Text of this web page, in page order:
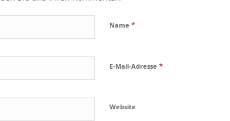
Name*
E-Mail-Adresse*
Website